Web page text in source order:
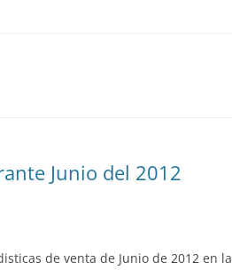
Junio del 2012
de venta de Junio de 2012 en la